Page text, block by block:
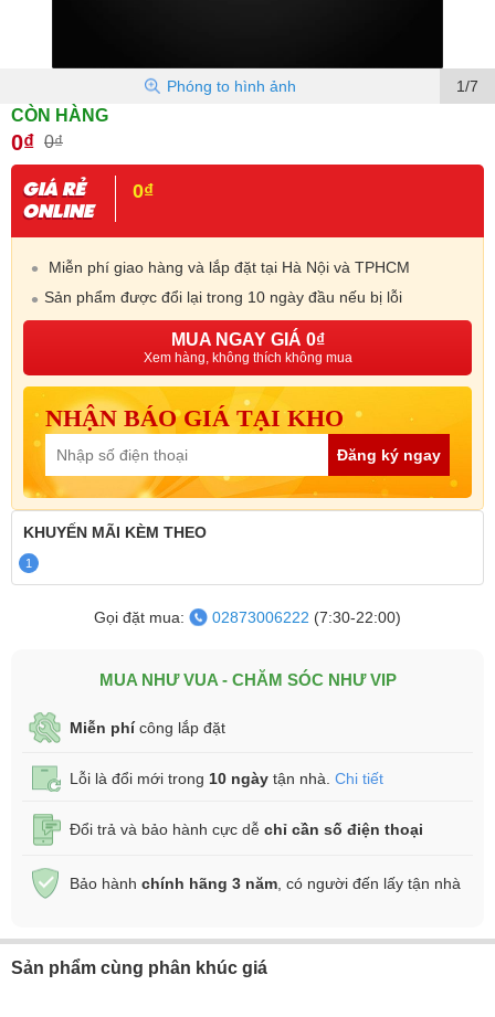
1/7
Phóng to hình ảnh
CÒN HÀNG
0₫ 0₫
0₫
Miễn phí giao hàng và lắp đặt tại Hà Nội và TPHCM
Sản phẩm được đổi lại trong 10 ngày đầu nếu bị lỗi
MUA NGAY GIÁ 0₫
Xem hàng, không thích không mua
NHẬN BÁO GIÁ TẠI KHO
Đăng ký ngay
KHUYẾN MÃI KÈM THEO
1
Gọi đặt mua: 02873006222 (7:30-22:00)
MUA NHƯ VUA - CHĂM SÓC NHƯ VIP
Miễn phícông lắp đặt
Lỗi là đổi mới trong 10 ngày tận nhà. Chi tiết
Đổi trả và bảo hành cực dễ chỉ cần số điện thoại
Bảo hành chính hãng 3 năm , có người đến lấy tận nhà
Sản phẩm cùng phân khúc giá